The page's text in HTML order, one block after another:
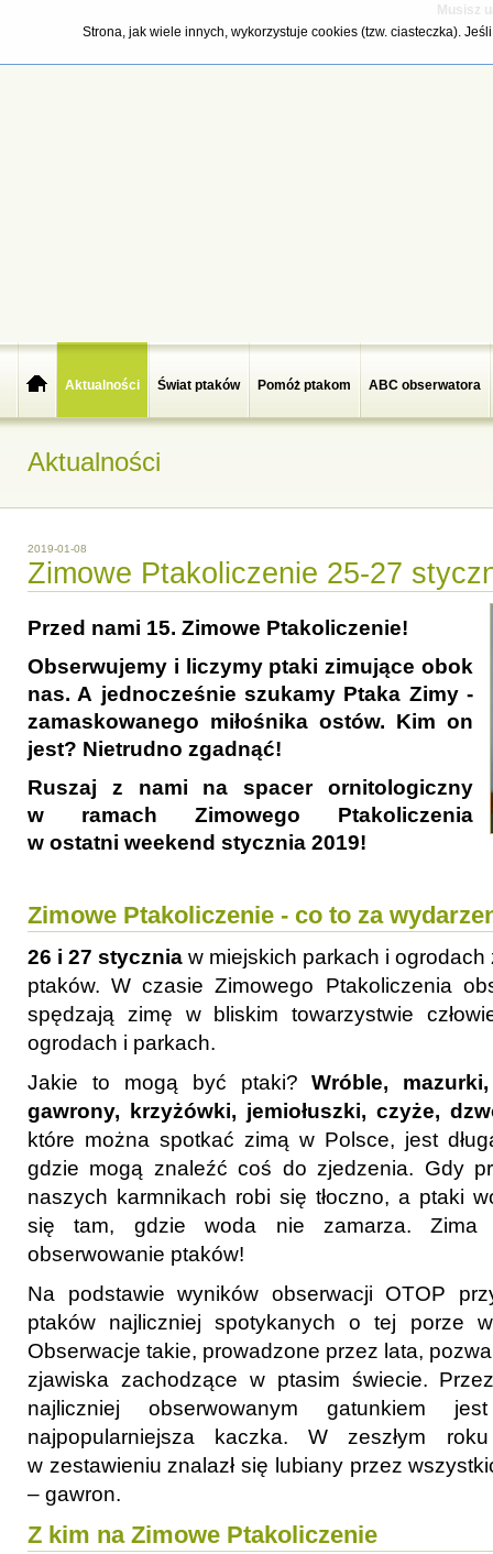
Strona, jak wiele innych, wykorzystuje cookies (tzw. ciasteczka).
Musisz
Aktualności Świat ptaków Pomóż ptakom ABC obserwatora
Aktualności
2019-01-08
Zimowe Ptakoliczenie 25-27
Przed nami 15. Zimowe Ptakoliczenie!
Obserwujemy i liczymy ptaki zimujące obok
nas. A jednocześnie szukamy Ptaka Zimy -
zamaskowanego miłośnika ostów. Kim on
jest? Nietrudno zgadnąć!
Ruszaj z nami na spacer ornitologiczny
w ramach Zimowego Ptakoliczenia
w ostatni weekend stycznia 2019!
Zimowe Ptakoliczenie - co to za
26 i 27 stycznia w miejskich parkach i ogrodach
ptaków. W czasie Zimowego Ptakoliczenia
spędzają zimę w bliskim towarzystwie
ogrodach i parkach.
Jakie to mogą być ptaki?Wróble,
gawrony, krzyżówki, jemiołuszki, czyże,
które można spotkać zimą w Polsce, jest
gdzie mogą znaleźć coś do zjedzenia. Gdy
naszych karmnikach robi się tłoczno, a ptaki
się tam, gdzie woda nie zamarza.
obserwowanie ptaków!
Na podstawie wyników obserwacji OTOP
ptaków najliczniej spotykanych o tej porze
Obserwacje takie, prowadzone przez lata,
zjawiska zachodzące w ptasim świecie.
najliczniej obserwowanym gatunkiem
najpopularniejsza kaczka. W zeszłym
w zestawieniu znalazł się lubiany przez
– gawron.
Z kim na Zimowe Ptakoliczenie